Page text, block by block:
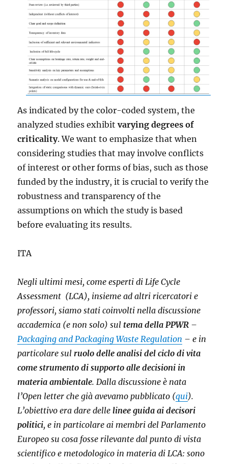
As indicated by the color-coded system, the
analyzed studies exhibitvarying degrees of
criticality. We want to emphasize that when
considering studies that may involve conflicts
of interest or other forms of bias, such as those
funded by the industry, it is crucial to verify the
robustness and transparency of the
assumptions on which the study is based
before evaluating its results.
ITA
Negli ultimi mesi, come esperti di Life Cycle
Assessment (LCA), insieme ad altri ricercatori e
professori, siamo stati coinvolti nella discussione
accademica (e non solo) sul tema della PPWR –
Packaging and Packaging Waste Regulation – e in
particolare sul ruolo delle analisi del ciclo di vita
come strumento di supporto alle decisioni in
materia ambientale. Dalla discussione è nata
l’Open letter che già avevamo pubblicato (qui).
L’obiettivo era dare delle linee guida ai decisori
politici, e in particolare ai membri del Parlamento
Europeo su cosa fosse rilevante dal punto di vista
scientifico e metodologico in materia di LCA: sono